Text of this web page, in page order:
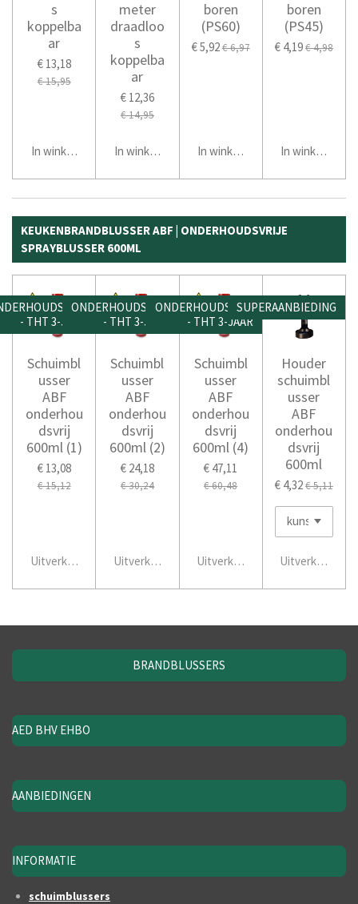
s
koppelba
ar
€ 13,18
€ 15,95
In winkelwagen
meter
draadloo
s
koppelba
ar
€ 12,36
€ 14,95
In winkelwagen
boren
(PS60)
€ 5,92€ 6,97
In winkelwagen
boren
(PS45)
€ 4,19€ 4,98
In winkelwagen
KEUKENBRANDBLUSSER ABF | ONDERHOUDSVRIJE
SPRAYBLUSSER 600ML
- THT 3-JAAR
Schuimbl
usser
ABF
onderhou
dsvrij
600ml (1)
€ 13,08
€ 15,12
Uitverkocht
ONDERHOUDSVRIJ
- THT 3-JAAR
Schuimbl
usser
ABF
onderhou
dsvrij
600ml (2)
€ 24,18
€ 30,24
Uitverkocht
ONDERHOUDSVRIJ
- THT 3-JAAR
Schuimbl
usser
ABF
onderhou
dsvrij
600ml (4)
€ 47,11
€ 60,48
Uitverkocht
SUPERAANBIEDING
Houder
schuimbl
usser
ABF
onderhou
dsvrij
600ml
€ 4,32€ 5,11
Uitverkocht
BRANDBLUSSERS
AED BHV EHBO
AANBIEDINGEN
INFORMATIE
schuimblussers